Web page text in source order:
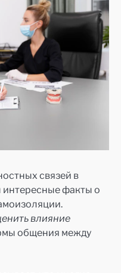
связей в
факты о
влияние
общения между